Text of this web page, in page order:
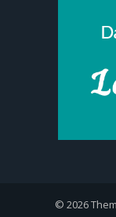
© 2026